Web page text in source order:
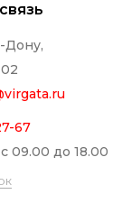
Дону,
virgata.ru
67
09.00 до 18.00